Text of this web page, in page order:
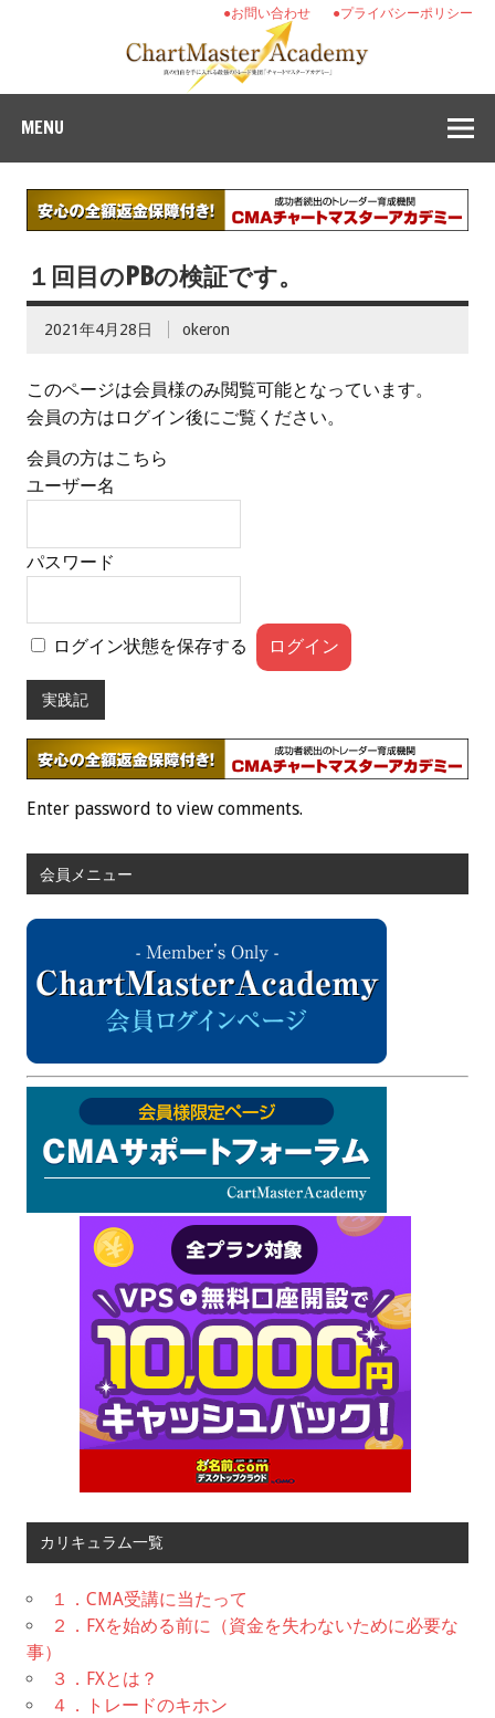
●プライバシーポリシー
●お問い合わせ
MENU
１回目のPBの検証です。
2021年4月28日 okeron
このページは会員様のみ閲覧可能となっています。
会員の方はログイン後にご覧ください。
会員の方はこちら
ユーザー名
パスワード
ログイン状態を保存する
実践記
Enter password to view comments.
会員メニュー
カリキュラム一覧
１．CMA受講に当たって
２．FXを始める前に（資金を失わないために必要な
事）
３．FXとは？
４．トレードのキホン